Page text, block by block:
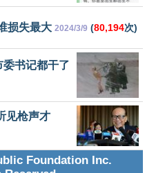
损失最大 2024/3/9 (80,194次)
书记都干了
见枪声才
Foundation Inc.